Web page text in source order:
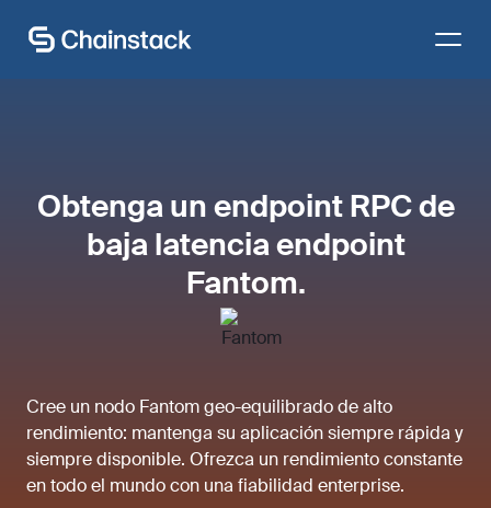
Habla con un experto
Obtenga un endpoint RPC de
baja latencia endpoint
Fantom.
Cree un nodo Fantom geo-equilibrado de alto
rendimiento: mantenga su aplicación siempre rápida y
siempre disponible. Ofrezca un rendimiento constante
en todo el mundo con una fiabilidad enterprise.